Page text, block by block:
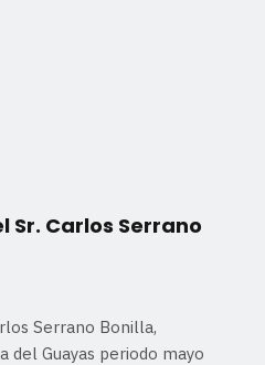
Sr. Carlos Serrano
Serrano Bonilla,
del Guayas periodo mayo